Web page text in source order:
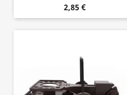
2,85 €